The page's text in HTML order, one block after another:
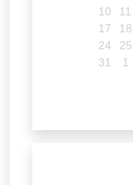
10
11
17
18
24
25
31
1